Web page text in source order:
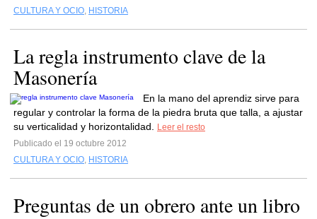
CULTURA Y OCIO, HISTORIA
La regla instrumento clave de la
Masonería
En la mano del aprendiz sirve para
regular y controlar la forma de la piedra bruta que talla, a ajustar
su verticalidad y horizontalidad.
Leer el resto
Publicado el 19 octubre 2012
CULTURA Y OCIO, HISTORIA
Preguntas de un obrero ante un libro